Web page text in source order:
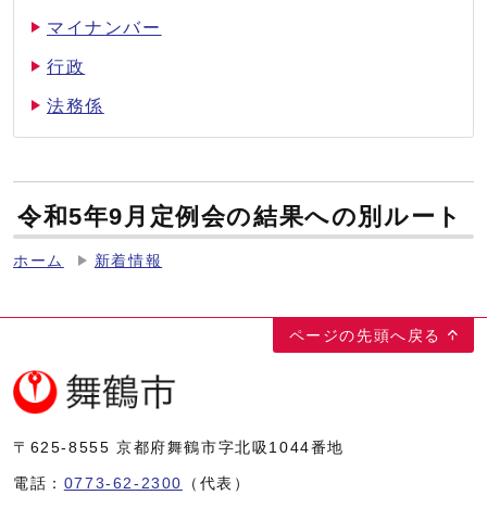
マイナンバー
行政
法務係
令和5年9月定例会の結果への別ルート
ホーム 新着情報
ページの先頭へ戻る
〒625-8555 京都府舞鶴市字北吸1044番地
電話： 0773-62-2300 （代表）